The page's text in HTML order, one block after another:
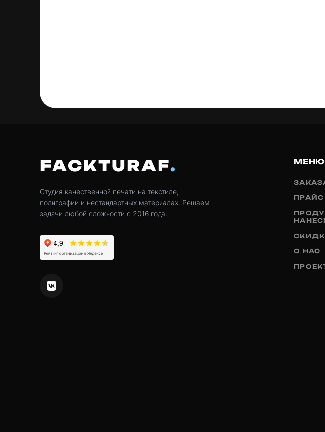
FACKTURAF
Студия качественной печати на текстиле,
полиграфии и нестандартных материалах. Решаем
задачи любой сложности с 2016 года.
МЕНЮ
ПРАЙС
О НАС